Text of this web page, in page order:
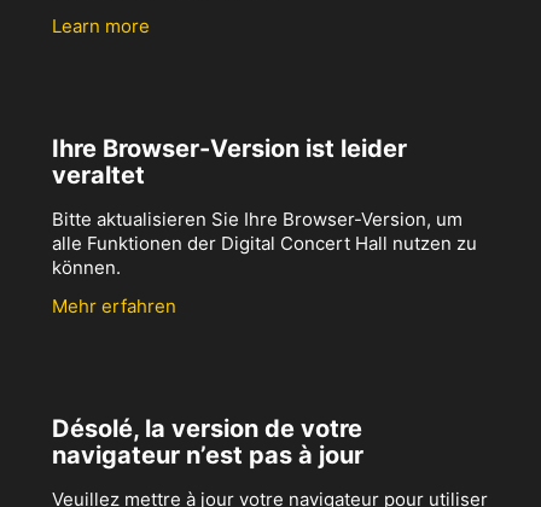
Learn more
Ihre Browser-Version ist leider
veraltet
Bitte aktualisieren Sie Ihre Browser-Version, um
alle Funktionen der Digital Concert Hall nutzen zu
können.
Mehr erfahren
Désolé, la version de votre
navigateur n’est pas à jour
Veuillez mettre à jour votre navigateur pour utiliser